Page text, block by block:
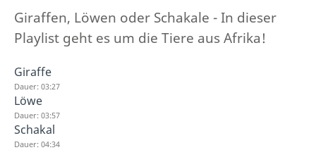
Giraffen, Löwen oder Schakale - In dieser
Playlist geht es um die Tiere aus Afrika!
Giraffe
Dauer: 03:27
Löwe
Dauer: 03:57
Schakal
Dauer: 04:34